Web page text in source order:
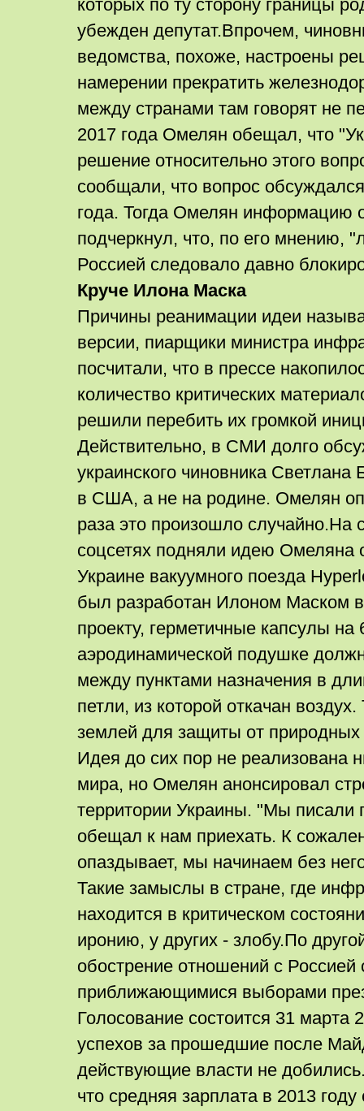
которых по ту сторону границы
убежден депутат.Впрочем,
ведомства, похоже, настроены
намерении прекратить
между странами там говорят не
2017 года Омелян обещал, что
решение относительно этого
сообщали, что вопрос
года. Тогда Омелян информацию
подчеркнул, что, по его мнению,
Россией следовало давно
Круче Илона Маска
Причины реанимации идеи
версии, пиарщики министра
посчитали, что в прессе
количество критических
решили перебить их громкой
Действительно, в СМИ долго
украинского чиновника
в США, а не на родине. Омелян
раза это произошло случайно.На
соцсетях подняли идею Омеляна
Украине вакуумного поезда
был разработан Илоном Маском в
проекту, герметичные капсулы на
аэродинамической подушке
между пунктами назначения в
петли, из которой откачан
землей для защиты от природных
Идея до сих пор не реализована
мира, но Омелян анонсировал
территории Украины. "Мы писали
обещал к нам приехать. К
опаздывает, мы начинаем без
Такие замыслы в стране, где
находится в критическом
иронию, у других - злобу.По
обострение отношений с Россией
приближающимися выборами
Голосование состоится 31 марта
успехов за прошедшие после
действующие власти не
что средняя зарплата в 2013